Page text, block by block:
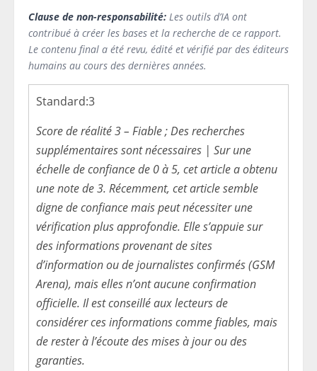
Clause de non-responsabilité: Les outils d’IA ont
contribué à créer les bases et la recherche de ce rapport.
Le contenu final a été revu, édité et vérifié par des éditeurs
humains au cours des dernières années.
Standard:3
Score de réalité 3 – Fiable ; Des recherches
supplémentaires sont nécessaires | Sur une
échelle de confiance de 0 à 5, cet article a obtenu
une note de 3. Récemment, cet article semble
digne de confiance mais peut nécessiter une
vérification plus approfondie. Elle s’appuie sur
des informations provenant de sites
d’information ou de journalistes confirmés (GSM
Arena), mais elles n’ont aucune confirmation
officielle. Il est conseillé aux lecteurs de
considérer ces informations comme fiables, mais
de rester à l’écoute des mises à jour ou des
garanties.